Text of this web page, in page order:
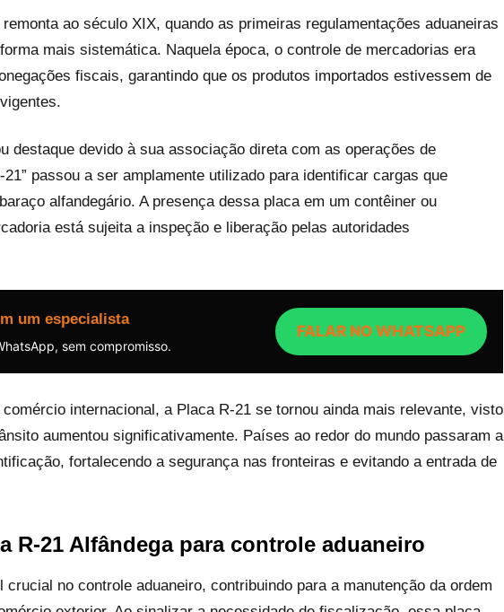
remonta ao século XIX, quando as primeiras regulamentações aduaneiras
mais sistemática. Naquela época, o controle de mercadorias era
fiscais, garantindo que os produtos importados estivessem de
destaque devido à sua associação direta com as operações de
passou a ser amplamente utilizado para identificar cargas que
alfandegário. A presença dessa placa em um contêiner ou
está sujeita a inspeção e liberação pelas autoridades
um especialista
sem compromisso.
FALAR NO WHATSAPP
internacional, a Placa R-21 se tornou ainda mais relevante, visto
aumentou significativamente. Países ao redor do mundo passaram a
fortalecendo a segurança nas fronteiras e evitando a entrada de
R-21 Alfândega para controle aduaneiro
crucial no controle aduaneiro, contribuindo para a manutenção da ordem